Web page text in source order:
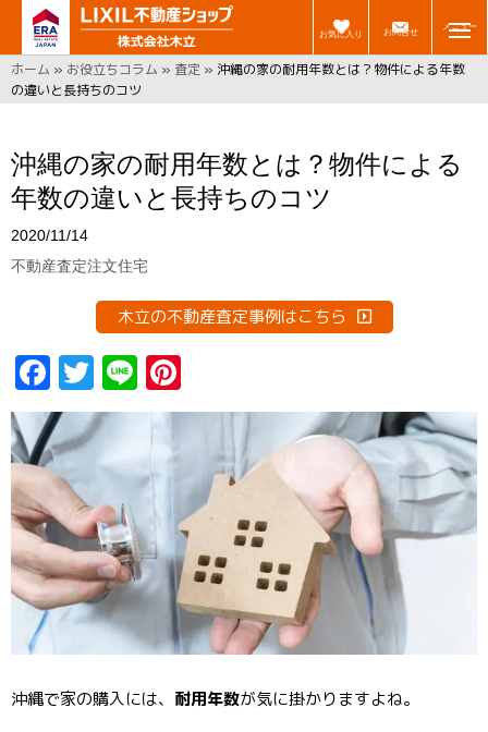
お気に入り お問合せ
メニュー
ホーム » お役立ちコラム » 査定 » 沖縄の家の耐用年数とは？物件による年数
の違いと長持ちのコツ
沖縄の家の耐用年数とは？物件による
年数の違いと長持ちのコツ
2020/11/14
不動産査定注文住宅
木立の不動産査定事例はこちら
F
a
ce
b
o
o
k
T
w
it
t
er
Li
n
e
n
t
er
e
st
沖縄で家の購入には、 耐用年数が気に掛かりますよね。